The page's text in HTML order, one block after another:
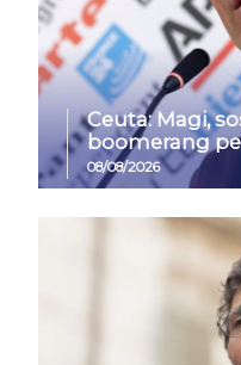
Ceuta: Magi,
boomerang
08/08/2026